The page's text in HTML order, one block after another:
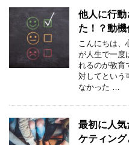
他人に行
た！？動
こんにちは、
が人生で一度
れるのが教育
対してという
なかった …
最初に人
ケティン